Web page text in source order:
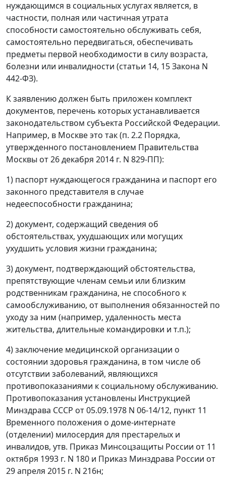
нуждающимся в социальных услугах является, в
частности, полная или частичная утрата
способности самостоятельно обслуживать себя,
самостоятельно передвигаться, обеспечивать
предметы первой необходимости в силу возраста,
болезни или инвалидности (статьи 14, 15 Закона N
442-ФЗ).
К заявлению должен быть приложен комплект
документов, перечень которых устанавливается
законодательством субъекта Российской Федерации.
Например, в Москве это так (п. 2.2 Порядка,
утвержденного постановлением Правительства
Москвы от 26 декабря 2014 г. N 829-ПП):
1) паспорт нуждающегося гражданина и паспорт его
законного представителя в случае
недееспособности гражданина;
2) документ, содержащий сведения об
обстоятельствах, ухудшающих или могущих
ухудшить условия жизни гражданина;
3) документ, подтверждающий обстоятельства,
препятствующие членам семьи или близким
родственникам гражданина, не способного к
самообслуживанию, от выполнения обязанностей по
уходу за ним (например, удаленность места
жительства, длительные командировки и т.п.);
4) заключение медицинской организации о
состоянии здоровья гражданина, в том числе об
отсутствии заболеваний, являющихся
противопоказаниями к социальному обслуживанию.
Противопоказания установлены Инструкцией
Минздрава СССР от 05.09.1978 N 06-14/12, пункт 11
Временного положения о доме-интернате
(отделении) милосердия для престарелых и
инвалидов, утв. Приказ Минсоцзащиты России от 11
октября 1993 г. N 180 и Приказ Минздрава России от
29 апреля 2015 г. N 216н;